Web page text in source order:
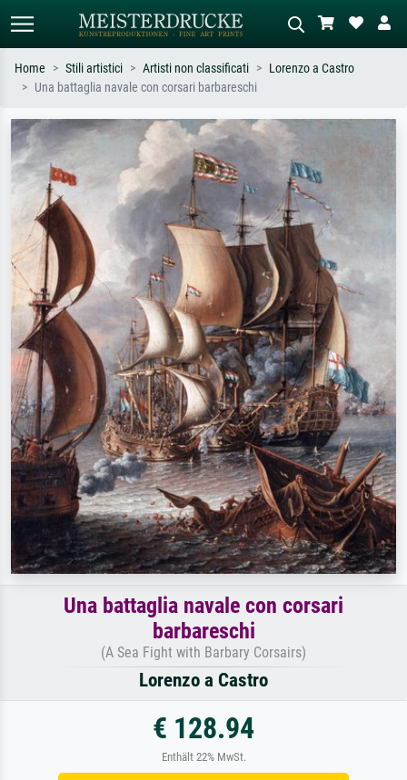
Cerca per artista, titolo o stile – es.
Monet, Notte stellata,
Impressionismo, onda di Hokusai,
nudo.
Descrivi la scena – es. prato verde,
astratto con molto rosso, dipinto a
olio scuro, nudo in piedi vicino a un
albero.
Home Stili artistici Artisti non classificati
Lorenzo a Castro
Una battaglia navale con corsari barbareschi
Una battaglia navale con corsari
barbareschi
(A Sea Fight with Barbary Corsairs)
Lorenzo a Castro
€ 128.94
Enthält 22% MwSt.